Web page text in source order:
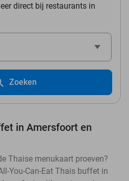
direct bij restaurants in
Zoeken
in Amersfoort en
Thaise menukaart proeven?
You-Can-Eat Thais buffet in